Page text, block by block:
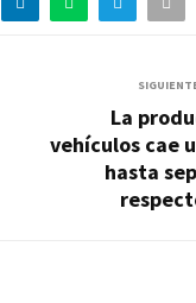
La
vehículos cae
hasta